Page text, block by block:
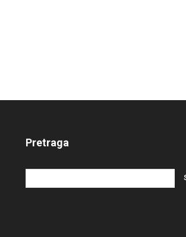
Pretraga